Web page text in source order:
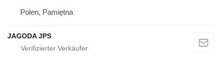
Polen, Pamiętna
JAGODA JPS